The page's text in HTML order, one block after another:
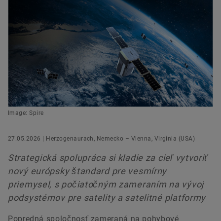
Humanoidné roboty
Digitálne riešenia
Ochrana značky
Head of Group Communications & Public Affairs
Schaeffler Group
Schaeffler AG
Herzogenaurach
+49 9132 82-8901
axel.luedeke@schaeffler.com
Objednať teraz
Image: Spire
27.05.2026 | Herzogenaurach, Nemecko – Vienna, Virgínia (USA)
Strategická spolupráca si kladie za cieľ vytvoriť
nový európsky štandard pre vesmírny
priemysel, s počiatočným zameraním na vývoj
podsystémov pre satelity a satelitné platformy
Popredná spoločnosť zameraná na pohybové